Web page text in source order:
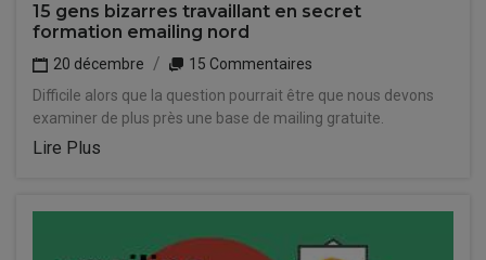
15 gens bizarres travaillant en secret
formation emailing nord
20 décembre
15 Commentaires
Difficile alors que la question pourrait être que nous devons
examiner de plus près une base de mailing gratuite.
Lire Plus